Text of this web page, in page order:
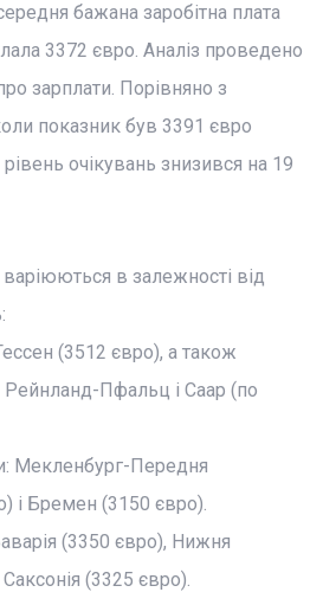
бажана заробітна плата
3372 євро. Аналіз проведено
зарплати. Порівняно з
показник був 3391 євро
очікувань знизився на 19
варіюються в залежності від
(3512 євро), а також
Рейнланд-Пфальц і Саар (по
Мекленбург-Передня
і Бремен (3150 євро).
(3350 євро), Нижня
(3325 євро).